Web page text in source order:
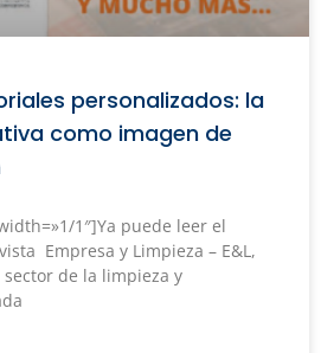
personalizados: la
como imagen de
1″]Ya puede leer el
Empresa y Limpieza – E&L,
de la limpieza y